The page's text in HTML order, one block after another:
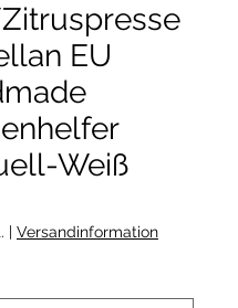
EU
Weiß
| Versandinformation